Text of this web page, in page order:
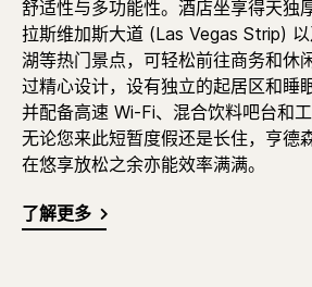
舒适性与多功能性。酒店坐享得天独
拉斯维加斯大道 (Las Vegas Strip)
湖等热门景点，可轻松前往商务和休
过精心设计，设有独立的起居区和睡
并配备高速 Wi-Fi、混合饮料吧台和工
无论您来此短暂度假还是长住，亨德
在悠享放松之余亦能效率满满。
了解更多